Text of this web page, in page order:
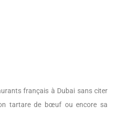
français à Dubai sans citer
tartare de bœuf ou encore sa